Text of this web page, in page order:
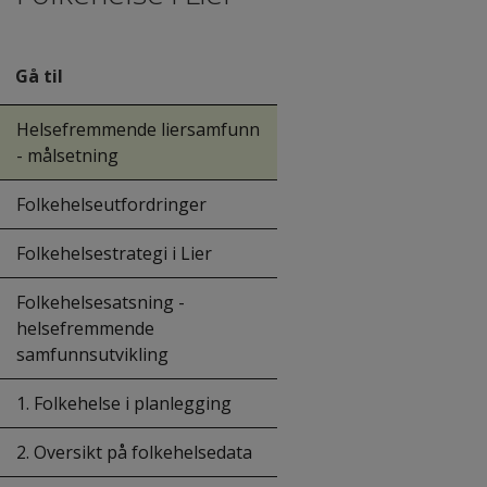
Gå til
Helsefremmende liersamfunn
- målsetning
Folkehelseutfordringer
Folkehelsestrategi i Lier
Folkehelsesatsning -
helsefremmende
samfunnsutvikling
1. Folkehelse i planlegging
2. Oversikt på folkehelsedata